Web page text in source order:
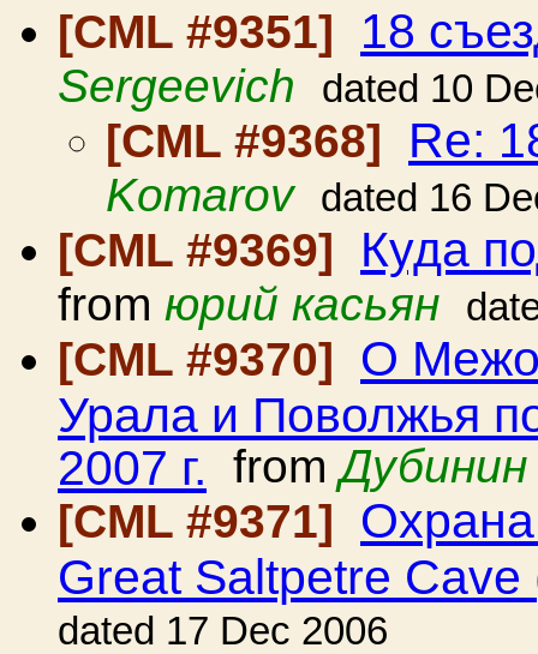
[CML #9351]
18
Sergeevich dated 10
[CML #9368] Re:
Komarov dated 16
[CML #9369] Куда
from юрий касьян
[CML #9370] О
Урала и Поволжья
2007 г. from
[CML #9371]
Great Saltpetre
dated 17 Dec 2006